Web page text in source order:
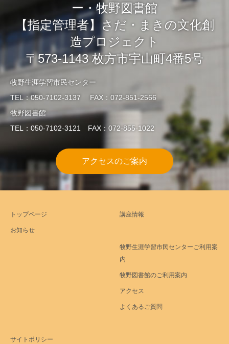
ー・牧野図書館
【指定管理者】さだ・まきの文化創
造プロジェクト
〒573-1143 枚方市宇山町4番5号
牧野生涯学習市民センター
TEL：050-7102-3137 FAX：072-851-2566
牧野図書館
TEL：050-7102-3121 FAX：072-855-1022
アクセスのご案内
トップページ
お知らせ
講座情報
牧野生涯学習市民センターご利用案
内
牧野図書館のご利用案内
アクセス
よくあるご質問
サイトポリシー